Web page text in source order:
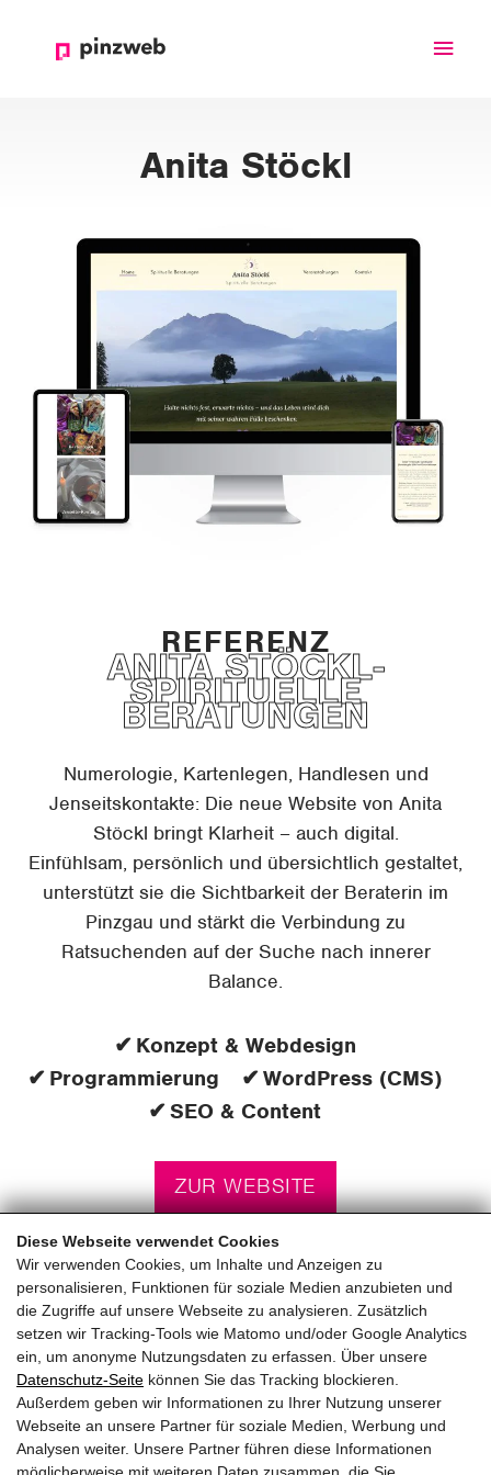
Diese Webseite verwendet Cookies
Wir verwenden Cookies, um Inhalte und Anzeigen zu
personalisieren, Funktionen für soziale Medien anzubieten und
die Zugriffe auf unsere Webseite zu analysieren. Zusätzlich
setzen wir Tracking-Tools wie Matomo und/oder Google Analytics
ein, um anonyme Nutzungsdaten zu erfassen. Über unsere
Datenschutz-Seite können Sie das Tracking blockieren.
Außerdem geben wir Informationen zu Ihrer Nutzung unserer
Webseite an unsere Partner für soziale Medien, Werbung und
Analysen weiter. Unsere Partner führen diese Informationen
Anita Stöckl
ANITA STÖCKL-
SPIRITUELLE
BERATUNGEN
Numerologie, Kartenlegen, Handlesen und
Jenseitskontakte: Die neue Website von Anita
Stöckl bringt Klarheit – auch digital.
Einfühlsam, persönlich und übersichtlich gestaltet,
unterstützt sie die Sichtbarkeit der Beraterin im
Pinzgau und stärkt die Verbindung zu
Ratsuchenden auf der Suche nach innerer
Balance.
Konzept & Webdesign
Programmierung
WordPress (CMS)
SEO & Content
ZUR WEBSITE
pinzweb.at GmbH & Co KG
Raiffeisenstraße 4, 5671 Bruck an der Glocknerstraße
Rögergasse 36/6, 1090 Wien